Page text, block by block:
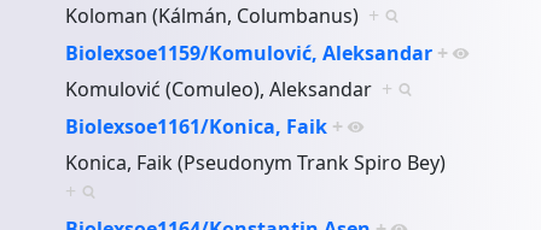
Koloman (Kálmán, Columbanus) +
Biolexsoe1159/Komulović, Aleksandar +
Komulović (Comuleo), Aleksandar +
Biolexsoe1161/Konica, Faik +
Konica, Faik (Pseudonym Trank Spiro Bey)
+